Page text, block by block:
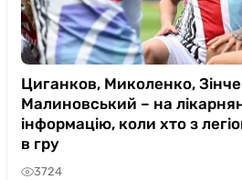
Циганков, Миколенко,
Малиновський – на
інформацію, коли хто з
в гру
3724